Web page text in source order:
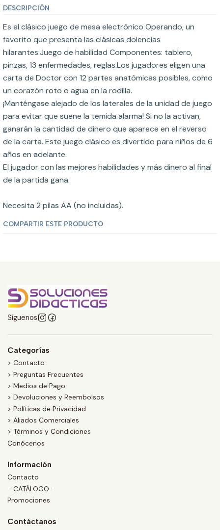
DESCRIPCIÓN
Es el clásico juego de mesa electrónico Operando, un
favorito que presenta las clásicas dolencias
hilarantes.Juego de habilidad Componentes: tablero,
pinzas, 13 enfermedades, reglas.Los jugadores eligen una
carta de Doctor con 12 partes anatómicas posibles, como
un corazón roto o agua en la rodilla.
¡Manténgase alejado de los laterales de la unidad de juego
para evitar que suene la temida alarma! Si no la activan,
ganarán la cantidad de dinero que aparece en el reverso
de la carta. Este juego clásico es divertido para niños de 6
años en adelante.
El jugador con las mejores habilidades y más dinero al final
de la partida gana.
Necesita 2 pilas AA (no incluidas).
COMPARTIR ESTE PRODUCTO
Síguenos
Categorías
> Contacto
> Preguntas Frecuentes
> Medios de Pago
> Devoluciones y Reembolsos
> Políticas de Privacidad
> Aliados Comerciales
> Términos y Condiciones
Conócenos
Información
Contacto
- CATÁLOGO -
Promociones
Contáctanos